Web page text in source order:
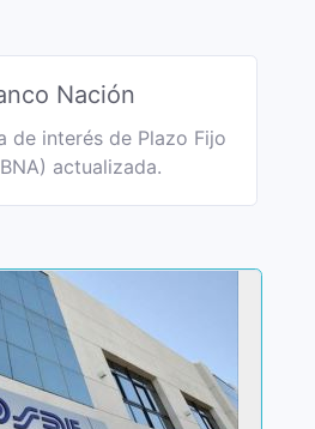
Nación
de interés de Plazo Fijo
actualizada.